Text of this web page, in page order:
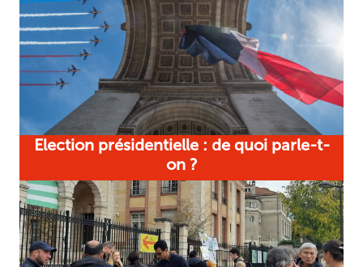
Election présidentielle : de quoi parle-t-
on ?